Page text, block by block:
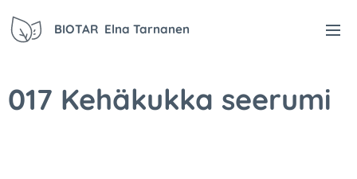
BIOTAR Elna Tarnanen
017 Kehäkukka seerumi